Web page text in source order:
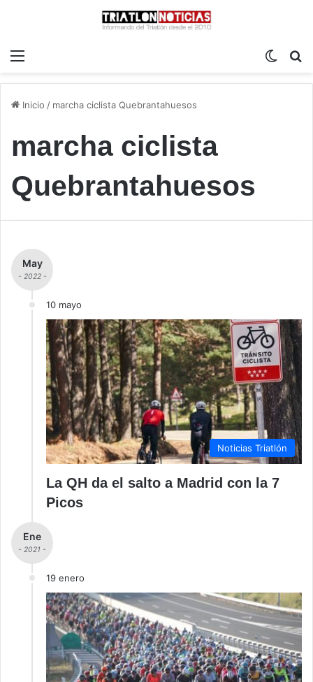
Inicio / marcha ciclista Quebrantahuesos
marcha ciclista
Quebrantahuesos
May
- 2022 -
10 mayo
Noticias Triatlón
La QH da el salto a Madrid con la 7
Picos
Ene
- 2021 -
19 enero